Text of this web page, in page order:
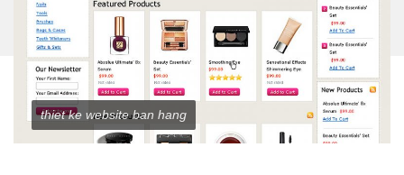
thiet ke website ban hang